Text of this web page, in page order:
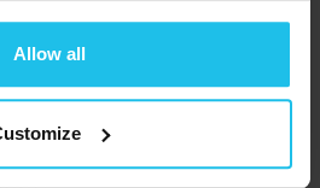
Allow all
,en
van